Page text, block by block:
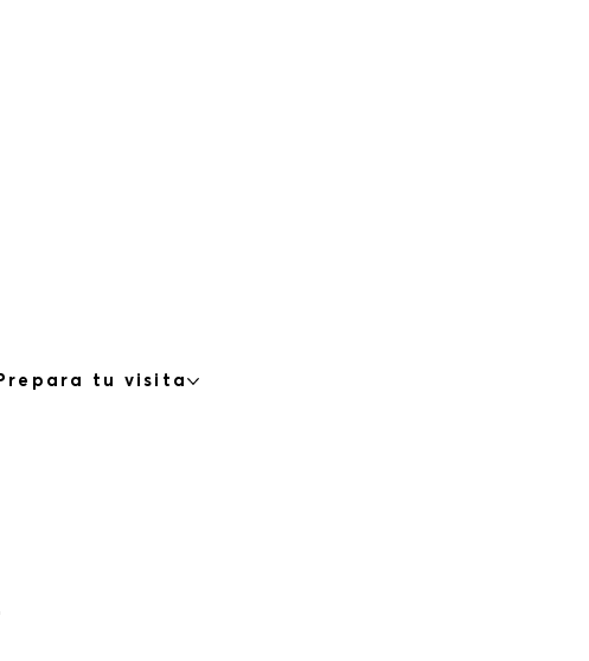
tu visita